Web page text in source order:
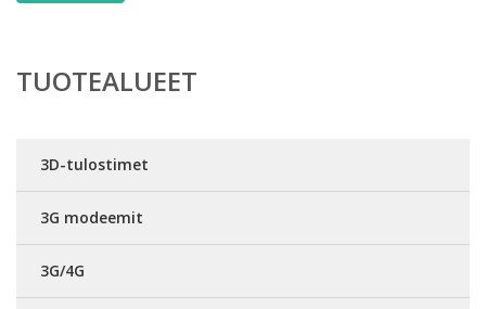
TUOTEALUEET
3D-tulostimet
3G modeemit
3G/4G